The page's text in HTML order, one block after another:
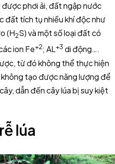
phơi ải, đất ngập nước
đất tích tụ nhiều khí độc như
(H2S) và một số loại đất có
ion Fe+2; AL+3 di động….
từ đó không thể thực hiện
tạo được năng lượng để
dẫn đến cây lúa bị suy kiệt
lúa